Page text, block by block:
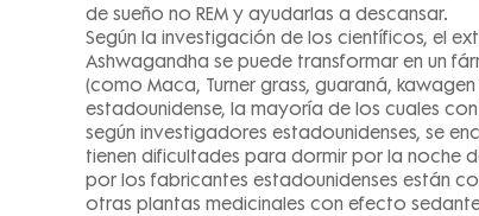
de sueño no REM y ayudarlas a descansar.
Según la investigación de los científicos, el
Ashwagandha se puede transformar en un
(como Maca, Turner grass, guaraná,
estadounidense, la mayoría de los cuales
según investigadores estadounidenses, se
tienen dificultades para dormir por la noche
por los fabricantes estadounidenses están
otras plantas medicinales con efecto